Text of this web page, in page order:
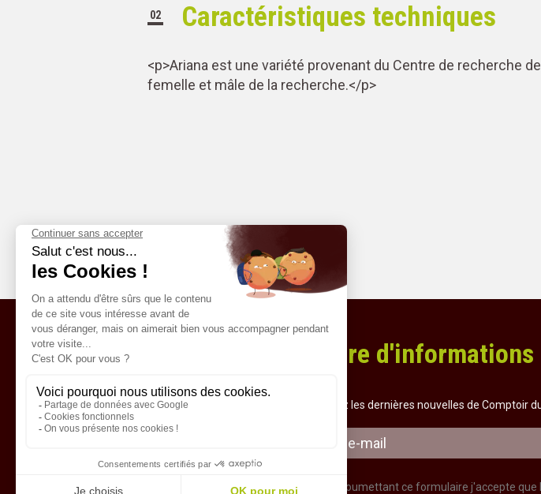
02 Caractéristiques techniques
<p>Ariana est une variété provenant du Centre de recherche
femelle et mâle de la recherche.</p>
PAIEMENT SÉCURISÉ
Conditions de vente
Mentions légales
Lettre d'informations
Recevez les dernières nouvelles de Comptoir
En soumettant ce formulaire j'accepte